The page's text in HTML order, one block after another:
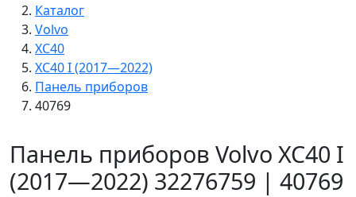
Каталог
Volvo
XC40
XC40 I (2017—2022)
Панель приборов
40769
Панель приборов Volvo XC40 I
(2017—2022) 32276759 | 40769